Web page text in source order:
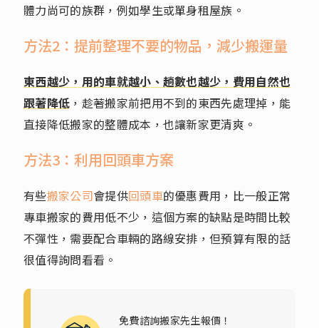
體力尚可的族群，例如學生或單身租屋族。
方法2：提前整理不要的物品，減少搬運量
東西越少，用的車就越小、趟數也越少，費用自然也
跟著降低 ，趁著搬家前把用不到的東西先處理掉，能
直接降低搬家的整體成本，也讓新家更清爽。
方法3：利用回頭車方案
有些搬家公司會提供回頭車的優惠費用，比一般正常
專車搬家的費用低不少，這個方案的缺點是時間比較
不彈性，需要配合車輛的路線安排，但預算有限的話
很值得詢問看看。
免費諮詢搬家先生報價！